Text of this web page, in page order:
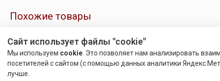
Похожие товары
Сайт использует файлы "cookie"
Мы используем cookie . Это позволяет нам анализировать
посетителей с сайтом (с помощью данных аналитики
лучше.